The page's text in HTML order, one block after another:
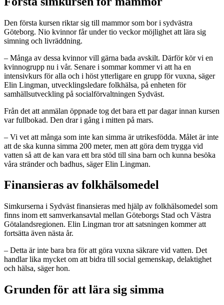
Den första kursen riktar sig till mammor som bor i sydvästra
Göteborg. Nio kvinnor får under tio veckor möjlighet att lära sig
simning och livräddning.
– Många av dessa kvinnor vill gärna bada avskilt. Därför kör vi en
kvinnogrupp nu i vår. Senare i sommar kommer vi att ha en
intensivkurs för alla och i höst ytterligare en grupp för vuxna, säger
Elin Lingman utvecklingsledare folkhälsa, på enheten för
samhällsutveckling på socialförvaltningen Sydväst.
Från det att anmälan öppnade tog det bara ett par dagar innan kursen
var fullbokad. Den drar i gång i mitten på mars.
– Vi vet att många som inte kan simma är utrikesfödda. Målet är inte
att de ska kunna simma 200 meter, men att göra dem trygga vid
vatten så att de kan vara ett bra stöd till sina barn och kunna besöka
våra stränder och badhus, säger Elin Lingman.
Finansieras av folkhälsomedel
Simkurserna i Sydväst finansieras med hjälp av folkhälsomedel som
finns inom ett samverkansavtal mellan Göteborgs Stad och Västra
Götalandsregionen. Elin Lingman tror att satsningen kommer att
fortsätta även nästa år.
– Detta är inte bara bra för att göra vuxna säkrare vid vatten. Det
handlar lika mycket om att bidra till social gemenskap, delaktighet
och hälsa, säger hon.
Grunden för att lära sig simma